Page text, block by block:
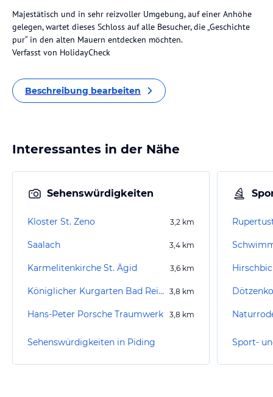
Majestätisch und in sehr reizvoller Umgebung, auf einer Anhöhe
gelegen, wartet dieses Schloss auf alle Besucher, die „Geschichte
pur“ in den alten Mauern entdecken möchten.
Verfasst von HolidayCheck
Beschreibung bearbeiten
Interessantes in der Nähe
Sehenswürdigkeiten
Kloster St. Zeno 3,2 km
Saalach 3,4 km
Karmelitenkirche St. Ägid 3,6 km
Königlicher Kurgarten Bad Reichenhall 3,8 km
Hans-Peter Porsche Traumwerk 3,8 km
Sehenswürdigkeiten in Piding Sport-